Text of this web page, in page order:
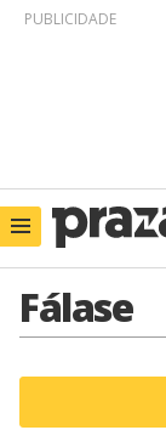
PUBLICIDADE
Fálase